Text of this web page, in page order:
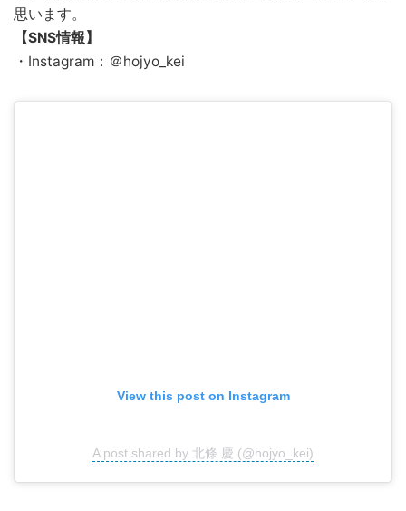
思います。
【SNS情報】
・Instagram：＠hojyo_kei
View this post on Instagram
A post shared by 北條 慶 (@hojyo_kei)